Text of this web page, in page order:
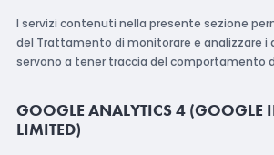
I servizi contenuti nella presente sezione
del Trattamento di monitorare e analizzare i
servono a tener traccia del comportamento
GOOGLE ANALYTICS 4 (GOOGLE
LIMITED)